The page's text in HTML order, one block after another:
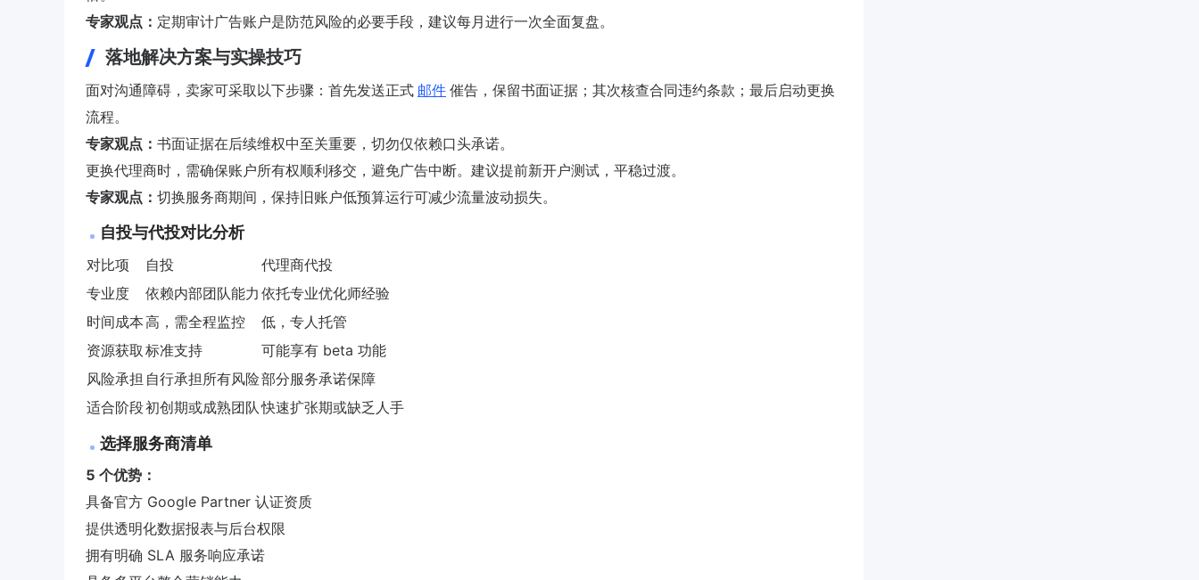
专家观点： 定期审计广告账户是防范风险的必要手段，建议每月进行一次全面复盘。
落地解决方案与实操技巧
面对沟通障碍，卖家可采取以下步骤：首先发送正式 邮件 催告，保留书面证据；其次核查合同违约条款；最后启动更换
流程。
专家观点： 书面证据在后续维权中至关重要，切勿仅依赖口头承诺。
更换代理商时，需确保账户所有权顺利移交，避免广告中断。建议提前新开户测试，平稳过渡。
专家观点： 切换服务商期间，保持旧账户低预算运行可减少流量波动损失。
自投与代投对比分析
对比项 自投
代理商代投
专业度
依赖内部团队能力 依托专业优化师经验
时间成本高，需全程监控
低，专人托管
资源获取 标准支持
可能享有 beta 功能
风险承担 自行承担所有风险部分服务承诺保障
适合阶段初创期或成熟团队快速扩张期或缺乏人手
选择服务商清单
5 个优势：
具备官方 Google Partner 认证资质
提供透明化数据报表与后台权限
拥有明确 SLA 服务响应承诺